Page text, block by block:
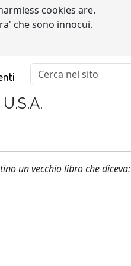
cookies are.
che sono innocui.
un vecchio libro che diceva: